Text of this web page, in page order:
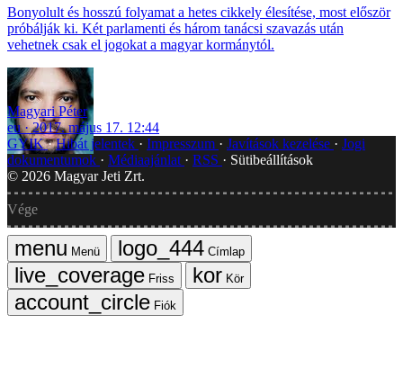
Bonyolult és hosszú folyamat a hetes cikkely élesítése, most először
próbálják ki. Két parlamenti és három tanácsi szavazás után
vehetnek csak el jogokat a magyar kormánytól.
Magyari Péter
eu
2017. május 17. 12:44
GYIK Hibát jelentek Impresszum Javítások kezelése
Jogi
dokumentumok
Médiaajánlat RSS
Sütibeállítások
© 2026 Magyar Jeti Zrt.
Vége
Menü
Címlap
Friss
Kör
Fiók